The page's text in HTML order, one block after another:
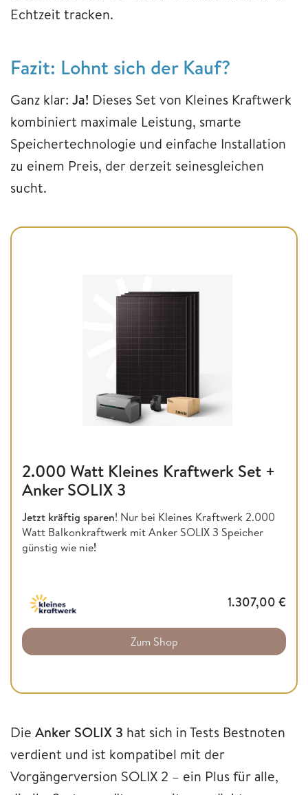
Echtzeit tracken.
Fazit: Lohnt sich der Kauf?
Ganz klar: Ja! Dieses Set von Kleines Kraftwerk
kombiniert maximale Leistung, smarte
Speichertechnologie und einfache Installation
zu einem Preis, der derzeit seinesgleichen
sucht.
2.000 Watt Kleines Kraftwerk Set +
Anker SOLIX 3
Jetzt kräftig sparen! Nur bei Kleines Kraftwerk 2.000
Watt Balkonkraftwerk mit Anker SOLIX 3 Speicher
günstig wie nie!
1.307,00 €
Zum Shop
Die Anker SOLIX 3 hat sich in Tests Bestnoten
verdient und ist kompatibel mit der
Vorgängerversion SOLIX 2 – ein Plus für alle,